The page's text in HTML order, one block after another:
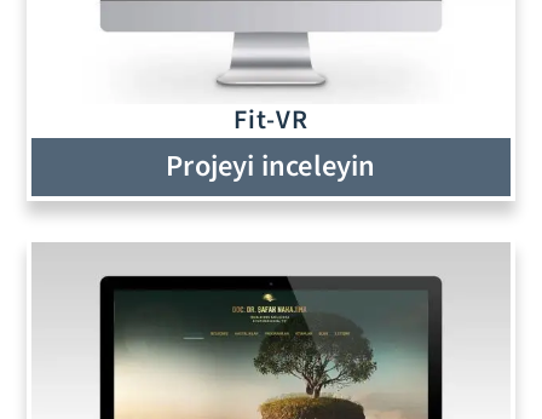
Fit-VR
Projeyi inceleyin